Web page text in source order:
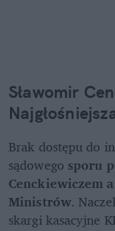
Sławomir
Brak dostępu do
sądowego sporu
Cenckiewiczem
Ministrów.
skargi kasacyjne